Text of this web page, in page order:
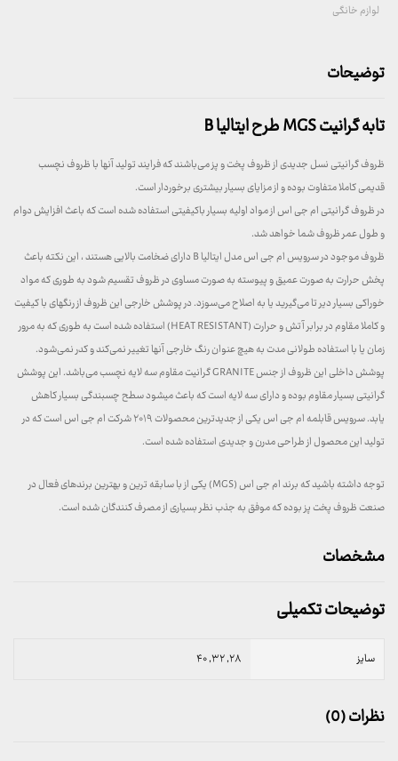
لوازم خانگی
توضیحات
تابه گرانیت MGS طرح ایتالیا B
ظروف گرانیتی نسل جدیدی از ظروف پخت و پز می‌باشند که فرایند تولید آنها با ظروف نچسب
قدیمی کاملا متفاوت بوده و از مزایای بسیار بیشتری برخوردار است.
در ظروف گرانیتی ام جی اس از مواد اولیه بسیار باکیفیتی استفاده شده است که باعث افزایش دوام
و طول عمر ظروف شما خواهد شد.
ظروف موجود در سرویس ام جی اس مدل ایتالیا B دارای ضخامت بالایی هستند ، این نکته باعث
پخش حرارت به صورت عمیق و پیوسته به صورت مساوی در ظروف تقسیم شود به طوری که مواد
خوراکی بسیار دیر تا می‌گیرید یا به اصلاح می‌سوزد. در پوشش خارجی این ظروف از رنگهای با کیفیت
و کاملا مقاوم در برابر آتش و حرارت (HEAT RESISTANT) استفاده شده است به طوری که به مرور
زمان یا با استفاده طولانی مدت به هیچ عنوان رنگ خارجی آنها تغییر نمی‌کند و کدر نمی‌شود.
پوشش داخلی این ظروف از جنس GRANITE گرانیت مقاوم سه لایه نچسب می‌باشد. این پوشش
گرانیتی بسیار مقاوم بوده و دارای سه لایه است که باعث میشود سطح چسبندگی بسیار کاهش
یابد. سرویس قابلمه ام جی اس یکی از جدیدترین محصولات ۲۰۱۹ شرکت ام جی اس است که در
تولید این محصول از طراحی مدرن و جدیدی استفاده شده است.
توجه داشته باشید که برند ام جی اس (MGS) یکی از با سابقه ترین و بهترین برندهای فعال در
صنعت ظروف پخت پز بوده که موفق به جذب نظر بسیاری از مصرف کنندگان شده است.
مشخصات
توضیحات تکمیلی
سایز ۲۸, ۳۲, ۴۰
نظرات (0)